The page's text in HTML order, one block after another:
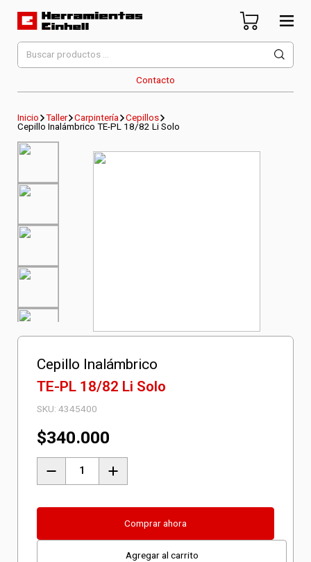
Herramientas Einhell
Distribuidor Oficial
Contacto
Buscar
por:
Inicio Taller Carpintería
Cepillos
Cepillo Inalámbrico TE-PL 18/82 Li Solo
Cepillo Inalámbrico
TE-PL 18/82 Li Solo
SKU:4345400
$340.000
Inalámbrico
18/82
Comprar ahora
Agregar al carrito